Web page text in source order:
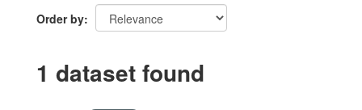
Order by
1 dataset found